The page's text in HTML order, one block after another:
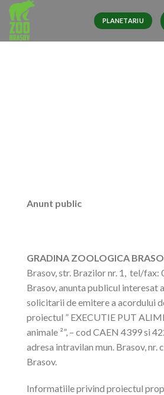
Skip
content
PLANETARIU
Anunt public
GRADINA ZOOLOGICA
Brasov, str. Brazilor nr. 1, tel/fax:
Brasov, anunta publicul interesat
solicitarii de emitere a acordului
proiectul ” EXECUTIE PUT
animale ²”, – cod CAEN 4399 si
adresa intravilan mun. Brasov, nr.
Brasov.
Informatiile privind proiectul